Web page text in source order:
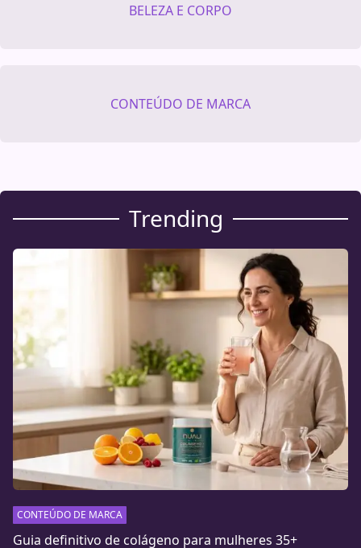
BELEZA E CORPO
CONTEÚDO DE MARCA
Trending
CONTEÚDO DE MARCA
Guia definitivo de colágeno para mulheres 35+